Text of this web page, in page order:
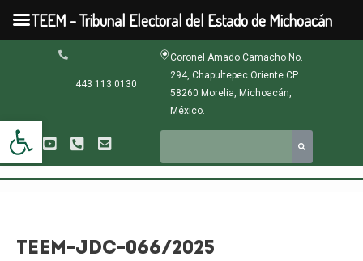
Abrir barra de herramientas
contenido
443 113 0130
Coronel Amado Camacho No.
294, Chapultepec Oriente CP.
58260 Morelia, Michoacán,
México.
TEEM-JDC-066/2025
TEEM - Tribunal Electoral del Estado de Michoacán